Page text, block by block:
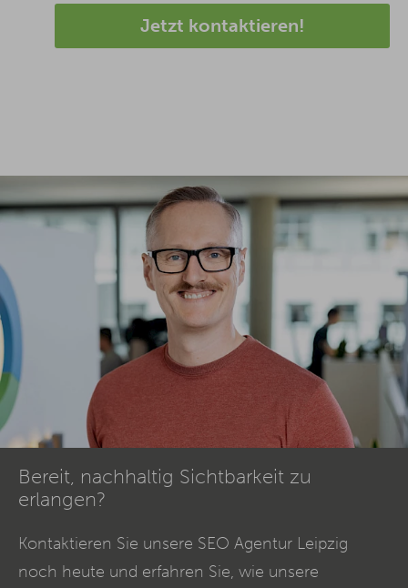
Jetzt kontaktieren!
Bereit, nachhaltig Sichtbarkeit zu
erlangen?
Kontaktieren Sie unsere SEO Agentur Leipzig
noch heute und erfahren Sie, wie unsere